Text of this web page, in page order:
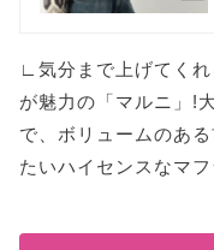
∟気分まで上げてく
が魅力の「マルニ」!
で、ボリュームのあ
たいハイセンスなマフ